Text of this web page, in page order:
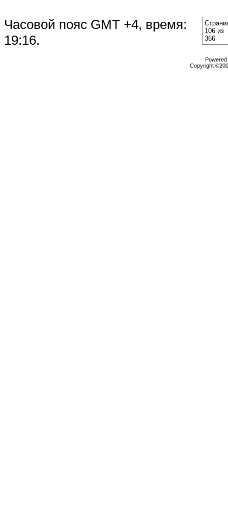
Часовой пояс GMT +4, время:
19:16.
106 из
366
Copyright